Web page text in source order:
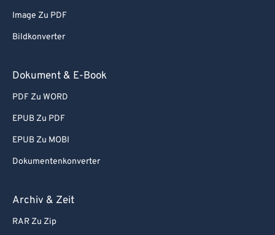
Image Zu PDF
Bildkonverter
Dokument & E-Book
PDF Zu WORD
EPUB Zu PDF
EPUB Zu MOBI
Dokumentenkonverter
Archiv & Zeit
RAR Zu Zip